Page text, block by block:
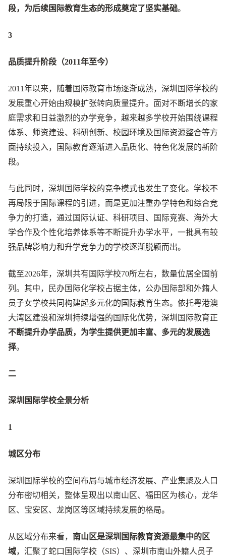
段，为后续国际教育生态的形成奠定了坚实基础。
3
品质提升阶段（2011年至今）
2011年以来，随着国际教育市场逐渐成熟，深圳国际学校的
发展重心开始由规模扩张转向质量提升。面对不断增长的家
庭需求和日益激烈的办学竞争，越来越多学校开始围绕课程
体系、师资建设、科研创新、校园环境及国际资源整合等方
面持续投入，国际教育逐渐进入品质化、特色化发展的新阶
段。
与此同时，深圳国际学校的竞争模式也发生了变化。学校不
再局限于国际课程的引进，而是更加注重办学特色和综合竞
争力的打造，通过国际认证、科研项目、国际竞赛、海外大
学合作及个性化培养体系等不断提升办学水平，一批具有较
强品牌影响力和升学竞争力的学校逐渐脱颖而出。
截至2026年，深圳共有国际学校70所左右，数量位居全国前
列。其中，民办国际化学校占据主体，公办国际部和外籍人
员子女学校共同构建起多元化的国际教育生态。依托粤港澳
大湾区建设和深圳持续增强的国际化优势，深圳国际教育正
不断提升办学品质，为学生提供更加丰富、多元的发展选
择。
二
深圳国际学校全景分析
1
城区分布
深圳国际学校的空间布局与城市经济发展、产业集聚及人口
分布密切相关，整体呈现出以南山区、福田区为核心，龙华
区、宝安区、龙岗区等区域持续发展的格局。
从区域分布来看， 南山区是深圳国际教育资源最集中的区
域，汇聚了蛇口国际学校（SIS）、深圳市南山外籍人员子